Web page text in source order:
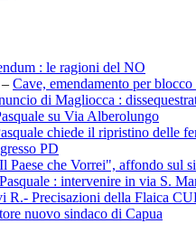
: le ragioni del NO
Cave, emendamento per
di Magliocca :
su Via Alberolungo
chiede il ripristino delle
PD
Paese che Vorrei", affondo sul
: intervenire in via S.
R.- Precisazioni della Flaica
nuovo sindaco di Capua